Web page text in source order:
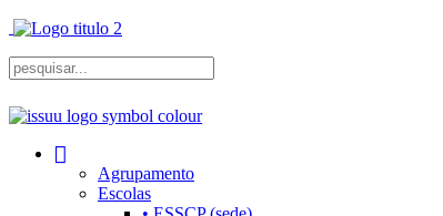
Agrupamento
Escolas